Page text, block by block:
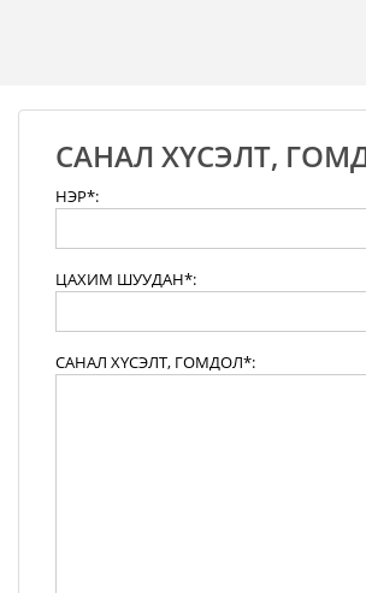
САНАЛ ХҮСЭЛТ,
НЭР*:
ЦАХИМ ШУУДАН*:
САНАЛ ХҮСЭЛТ, ГОМДОЛ*: